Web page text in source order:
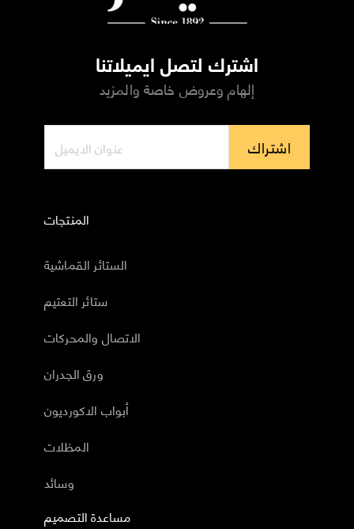
اشترك لتصل ايميلاتنا
إلهام وعروض خاصة والمزيد
اشتراك
المنتجات
الستائر القماشية
ستائر التعتيم
الاتصال والمحركات
ورق الجدران
أبواب الاكورديون
المظلات
وسائد
مساعدة التصميم